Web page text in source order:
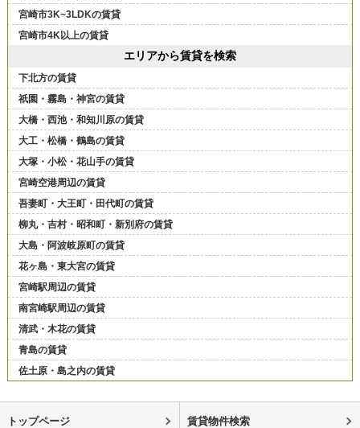
宮崎市3K~3LDKの賃貸
宮崎市4K以上の賃貸
エリアから賃貸を検索
下北方の賃貸
祇園・霧島・神宮の賃貸
大橋・西池・和知川原の賃貸
大工・松橋・鶴島の賃貸
大塚・小松・花山手の賃貸
宮崎空港周辺の賃貸
吾妻町・大王町・田代町の賃貸
柳丸・吉村・昭和町・新別府の賃貸
大島・阿波岐原町の賃貸
花ヶ島・東大宮の賃貸
宮崎駅周辺の賃貸
南宮崎駅周辺の賃貸
清武・木花の賃貸
青島の賃貸
佐土原・島之内の賃貸
トップページ 賃貸物件検索